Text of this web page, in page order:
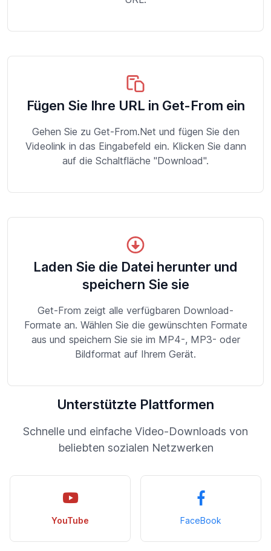
Fügen Sie Ihre URL in Get-From ein
Gehen Sie zu Get-From.Net und fügen Sie den
Videolink in das Eingabefeld ein. Klicken Sie dann
auf die Schaltfläche "Download".
Laden Sie die Datei herunter und
speichern Sie sie
Get-From zeigt alle verfügbaren Download-
Formate an. Wählen Sie die gewünschten Formate
aus und speichern Sie sie im MP4-, MP3- oder
Bildformat auf Ihrem Gerät.
Unterstützte Plattformen
Schnelle und einfache Video-Downloads von
beliebten sozialen Netzwerken
YouTube FaceBook